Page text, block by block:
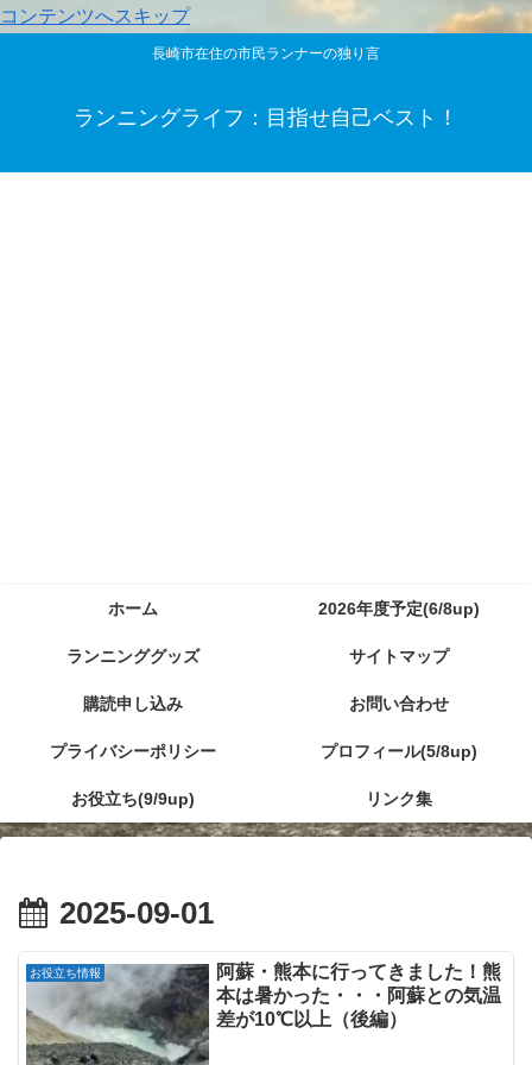
コンテンツへスキップ
長崎市在住の市民ランナーの独り言
ランニングライフ：目指せ自己ベスト！
ホーム 2026年度予定(6/8up)
ランニンググッズ サイトマップ
購読申し込み お問い合わせ
プライバシーポリシー プロフィール(5/8up)
お役立ち(9/9up) リンク集
2025-09-01
お役立ち情報
阿蘇・熊本に行ってきました！熊
本は暑かった・・・阿蘇との気温
差が10℃以上（後編）